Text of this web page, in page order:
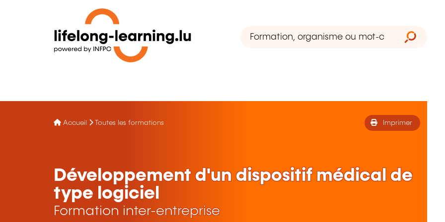
Accueil Toutes les formations Imprimer
Développement d'un dispositif médical de
type logiciel
Formation inter-entreprise